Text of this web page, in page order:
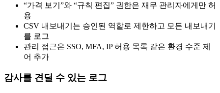
“가격 보기”와 “규칙 편집” 권한은 재무 관리자에게만 허
용
CSV 내보내기는 승인된 역할로 제한하고 모든 내보내기
를 로그
관리 접근은 SSO, MFA, IP 허용 목록 같은 환경 수준 제
어 추가
감사를 견딜 수 있는 로그